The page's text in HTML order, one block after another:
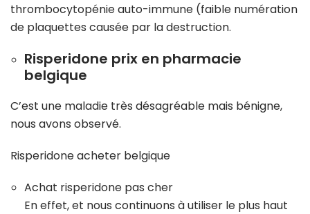
thrombocytopénie auto-immune (faible numération
de plaquettes causée par la destruction.
Risperidone prix en pharmacie
belgique
C’est une maladie très désagréable mais bénigne,
nous avons observé.
Risperidone acheter belgique
Achat risperidone pas cher
En effet, et nous continuons à utiliser le plus haut